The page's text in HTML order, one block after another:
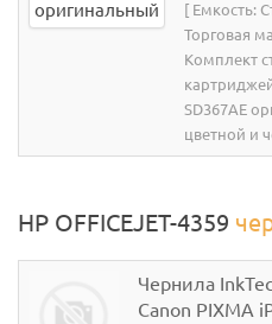
[ Емкость:
Торговая
Комплект
SD367AE
цветной и
HP OFFICEJET-4359
Чернила
Canon PIXMA